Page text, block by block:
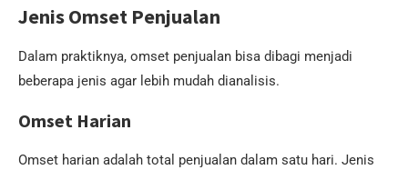
Jenis Omset Penjualan
Dalam praktiknya, omset penjualan bisa dibagi menjadi
beberapa jenis agar lebih mudah dianalisis.
Omset Harian
Omset harian adalah total penjualan dalam satu hari. Jenis